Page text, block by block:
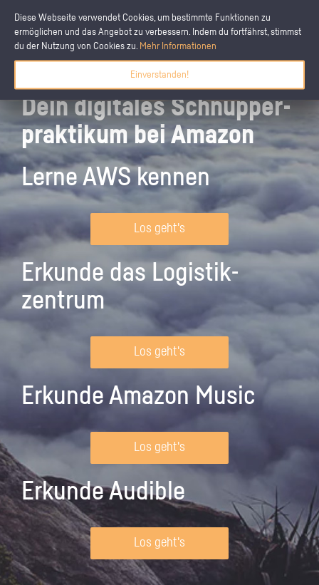
Diese Webseite verwendet Cookies, um bestimmte Funktionen zu
ermöglichen und das Angebot zu verbessern. Indem du fortfährst, stimmst
du der Nutzung von Cookies zu. Mehr Informationen
Einverstanden!
Dein digitales Schnupper­
praktikum bei Amazon
Lerne AWS kennen
Los geht's
Erkunde das Logistik­
zentrum
Los geht's
Erkunde Amazon Music
Los geht's
Erkunde Audible
Los geht's